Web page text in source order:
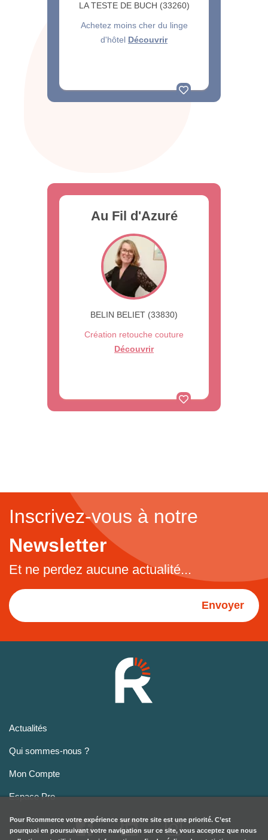
LA TESTE DE BUCH (33260)
Achetez moins cher du linge
d'hôtel Découvrir
Au Fil d'Azuré
BELIN BELIET (33830)
Création retouche couture
Découvrir
Inscrivez-vous à notre
Newsletter
Et ne perdez aucune actualité...
Envoyer
Actualités
Qui sommes-nous ?
Mon Compte
Espace Pro
Pour Rcommerce votre expérience sur notre site est une priorité. C’est
pourquoi en poursuivant votre navigation sur ce site, vous acceptez que nous